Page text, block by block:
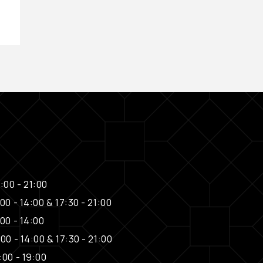
- 21:00
- 14:00 & 17:30 - 21:00
- 14:00
- 14:00 & 17:30 - 21:00
- 19:00